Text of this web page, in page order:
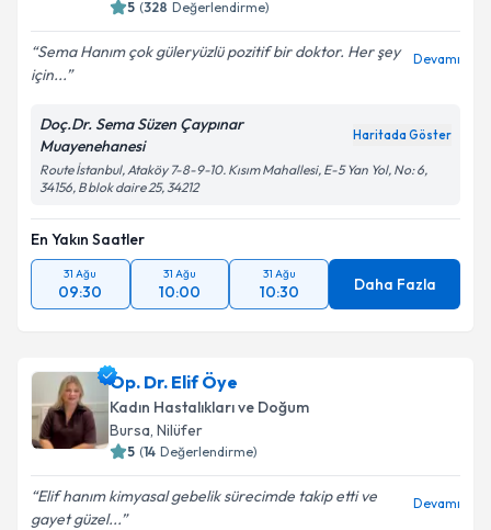
5 (328 Değerlendirme)
Sema Hanım çok güleryüzlü pozitif bir doktor. Her şey
için...
Devamı
Doç.Dr. Sema Süzen Çaypınar
Muayenehanesi
Haritada Göster
Route İstanbul, Ataköy 7-8-9-10. Kısım Mahallesi, E-5 Yan Yol, No: 6,
34156, B blok daire 25, 34212
En Yakın Saatler
31 Ağu
09:30
31 Ağu
10:00
31 Ağu
10:30 Daha Fazla
Op. Dr. Elif Öye
Kadın Hastalıkları ve Doğum
Bursa, Nilüfer
5 (14 Değerlendirme)
Elif hanım kimyasal gebelik sürecimde takip etti ve
gayet güzel...
Devamı